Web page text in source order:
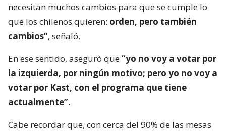
necesitan muchos cambios para que se cumple lo
que los chilenos quieren: orden, pero también
cambios”, señaló.
En ese sentido, aseguró que“yo no voy a votar por
la izquierda, por ningún motivo; pero yo no voy a
votar por Kast, con el programa que tiene
actualmente”.
Cabe recordar que, con cerca del 90% de las mesas